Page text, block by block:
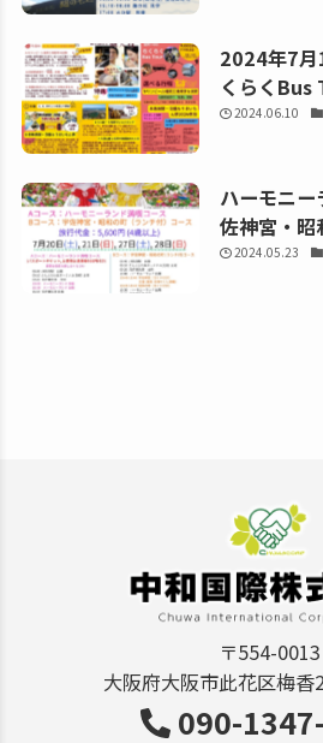
2024年7月
くらくBus
2024.06.10
ハーモニー
佐神宮・昭
2024.05.23
〒554-0013
大阪府大阪市此花区梅香
090-